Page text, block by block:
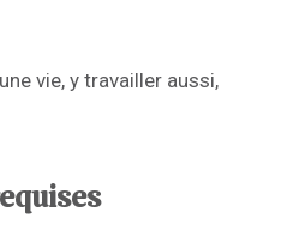
vie, y travailler aussi,